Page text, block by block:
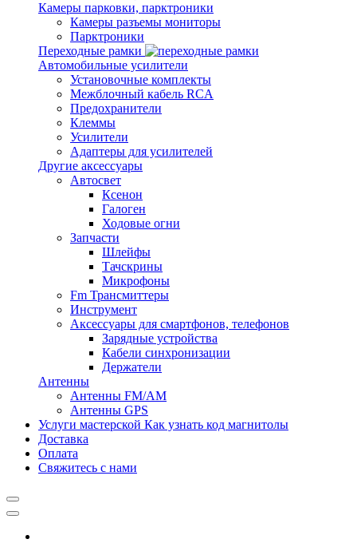
Камеры парковки, парктроники
Камеры разъемы мониторы
Парктроники
Переходные рамки
Автомобильные усилители
Установочные комплекты
Межблочный кабель RCA
Предохранители
Клеммы
Усилители
Адаптеры для усилителей
Другие аксессуары
Автосвет
Ксенон
Галоген
Ходовые огни
Запчасти
Шлейфы
Тачскрины
Микрофоны
Fm Трансмиттеры
Инструмент
Аксессуары для смартфонов, телефонов
Зарядные устройства
Кабели синхронизации
Держатели
Антенны
Антенны FM/AM
Антенны GPS
Услуги мастерской Как узнать код магнитолы
Доставка
Оплата
Свяжитесь с нами